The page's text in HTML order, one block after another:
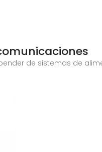
de sistemas de